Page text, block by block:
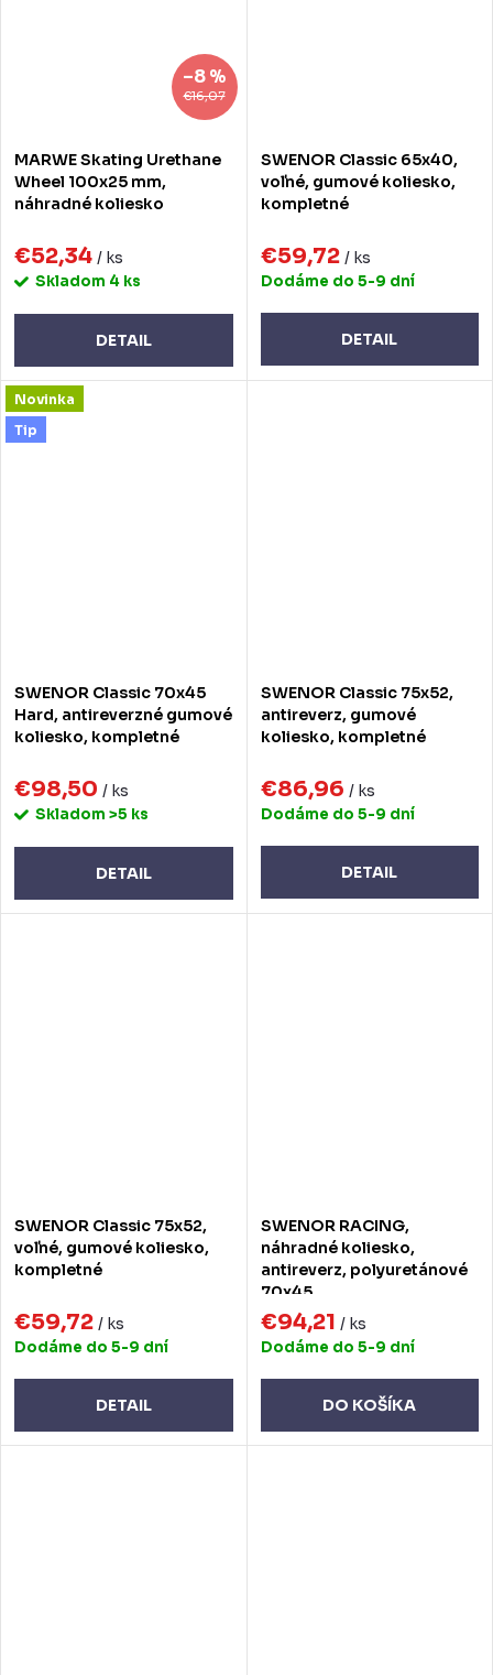
€16,07
–8 %
MARWE Skating Urethane
Wheel 100x25 mm,
náhradné koliesko
€52,34 / ks
Skladom 4 ks
DETAIL
SWENOR Classic 65x40,
voľné, gumové koliesko,
kompletné
€59,72 / ks
Dodáme do 5-9 dní
DETAIL
Novinka
Tip
SWENOR Classic 70x45
Hard, antireverzné gumové
koliesko, kompletné
€98,50 / ks
Skladom >5 ks
DETAIL
SWENOR Classic 75x52,
antireverz, gumové
koliesko, kompletné
€86,96 / ks
Dodáme do 5-9 dní
DETAIL
SWENOR Classic 75x52,
voľné, gumové koliesko,
kompletné
€59,72 / ks
Dodáme do 5-9 dní
DETAIL
SWENOR RACING,
náhradné koliesko,
antireverz, polyuretánové
70x45
€94,21 / ks
Dodáme do 5-9 dní
DO KOŠÍKA